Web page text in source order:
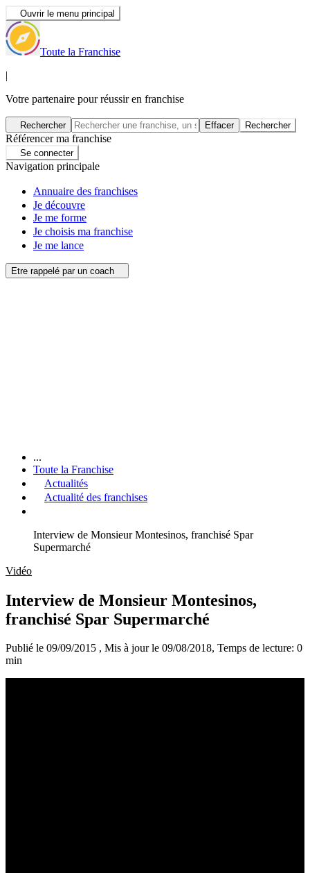
Ouvrir le menu principal
Toute la Franchise
|
Votre partenaire pour réussir en franchise
Rechercher Effacer Rechercher
Référencer ma franchise
Se connecter
Navigation principale
Annuaire des franchises
Je découvre
Je me forme
Je choisis ma franchise
Je me lance
Etre rappelé par un coach
...
Toute la Franchise
Actualités
Actualité des franchises
Interview de Monsieur Montesinos, franchisé Spar
Supermarché
Vidéo
Interview de Monsieur Montesinos,
franchisé Spar Supermarché
Publié le 09/09/2015 , Mis à jour le 09/08/2018, Temps de lecture: 0
min